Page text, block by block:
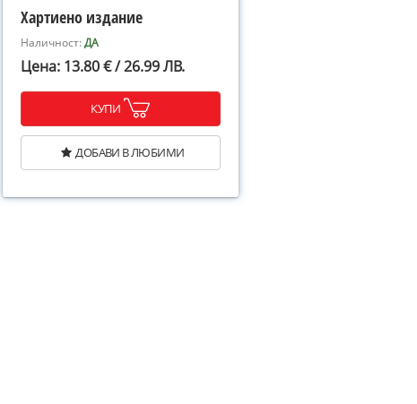
Хартиено издание
Наличност:ДА
Цена: 13.80 € / 26.99 ЛВ.
КУПИ
ДОБАВИ В ЛЮБИМИ